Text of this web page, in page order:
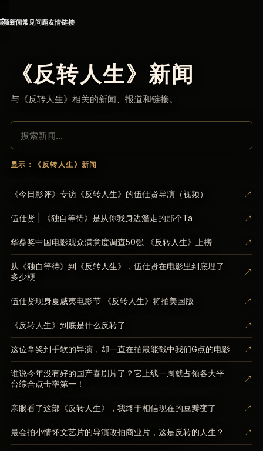
频新闻常见问题友情链接
《反转人生》新闻
与《反转人生》相关的新闻、报道和链接。
显示：《反转人生》新闻
《今日影评》专访《反转人生》的伍仕贤导演（视频） ↗
伍仕贤 | 《独自等待》是从你我身边溜走的那个Ta ↗
华鼎奖中国电影观众满意度调查50强 《反转人生》上榜 ↗
从《独自等待》到《反转人生》，伍仕贤在电影里到底埋了
多少梗
↗
伍仕贤现身夏威夷电影节 《反转人生》将拍美国版 ↗
《反转人生》到底是什么反转了 ↗
这位拿奖到手软的导演，却一直在拍最能戳中我们G点的电影 ↗
谁说今年没有好的国产喜剧片了？它上线一周就占领各大平
台综合点击率第一！
↗
亲眼看了这部《反转人生》，我终于相信现在的豆瓣变了 ↗
最会拍小情怀文艺片的导演改拍商业片，这是反转的人生？ ↗